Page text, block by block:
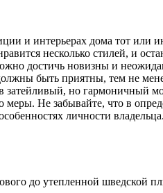
и интерьерах дома тот или
несколько стилей, и
достичь новизны и
быть приятны, тем не
затейливый, но
меры. Не забывайте, что в
личности владельца.
до утепленной шведской